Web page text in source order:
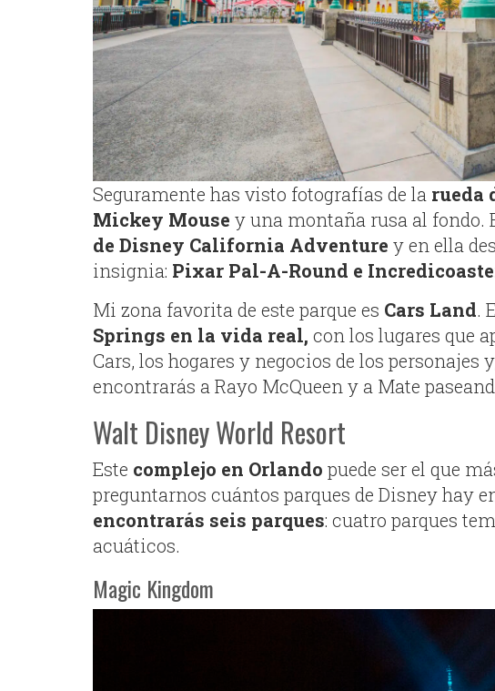
Seguramente has visto fotografías de la rueda
Mickey Mouse y una montaña rusa al fondo.
de Disney California Adventure y en ella
insignia: Pixar Pal-A-Round e
Mi zona favorita de este parque es Cars Land.
Springs en la vida real, con los lugares que
Cars, los hogares y negocios de los personajes
encontrarás a Rayo McQueen y a Mate
Walt Disney World Resort
Este complejo en Orlando puede ser el que
preguntarnos cuántos parques de Disney hay
encontrarás seis parques: cuatro parques
acuáticos.
Magic Kingdom